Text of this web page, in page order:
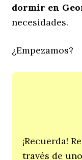
dormir en
necesidades.
¿Empezamos?
¡Recuerda!
través de